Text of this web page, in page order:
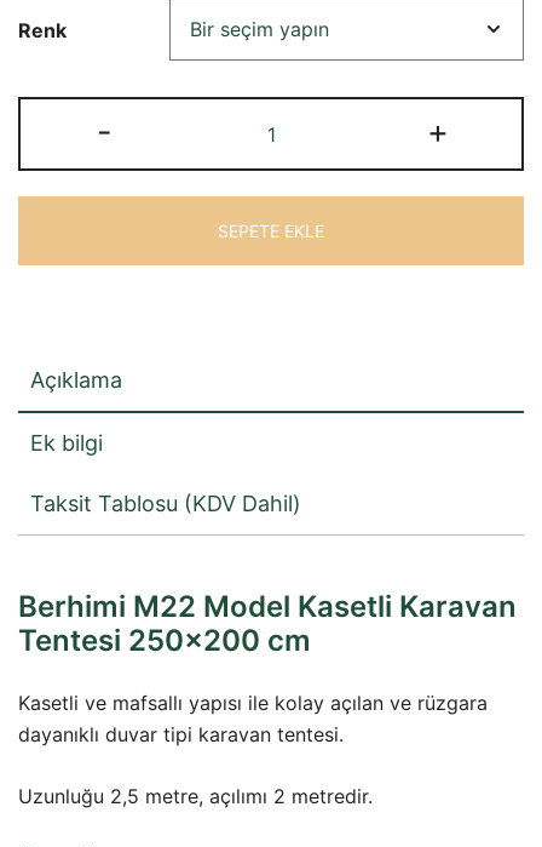
Renk
-
M22
Kasetli
250
X
+
SEPETE EKLE
Açıklama
Ek bilgi
Taksit Tablosu (KDV Dahil)
Berhimi M22 Model Kasetli Karavan
Tentesi 250×200 cm
Kasetli ve mafsallı yapısı ile kolay açılan ve rüzgara
dayanıklı duvar tipi karavan tentesi.
Uzunluğu 2,5 metre, açılımı 2 metredir.